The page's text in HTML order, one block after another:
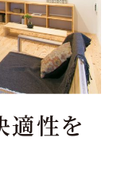
適性を